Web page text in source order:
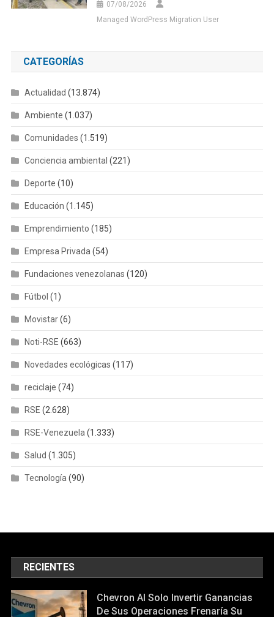
07/08/2026
Managed WordPress Migration User
CATEGORÍAS
Actualidad (13.874)
Ambiente (1.037)
Comunidades (1.519)
Conciencia ambiental (221)
Deporte (10)
Educación (1.145)
Emprendimiento (185)
Empresa Privada (54)
Fundaciones venezolanas (120)
Fútbol (1)
Movistar(6)
Noti-RSE (663)
Novedades ecológicas (117)
reciclaje (74)
RSE (2.628)
RSE-Venezuela (1.333)
Salud (1.305)
Tecnología (90)
RECIENTES
Chevron Al Solo Invertir Ganancias
De Sus Operaciones Frenaría Su